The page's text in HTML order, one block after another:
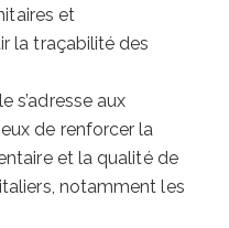
et
la traçabilité des
s’adresse aux
de renforcer la
et la qualité de
notamment les